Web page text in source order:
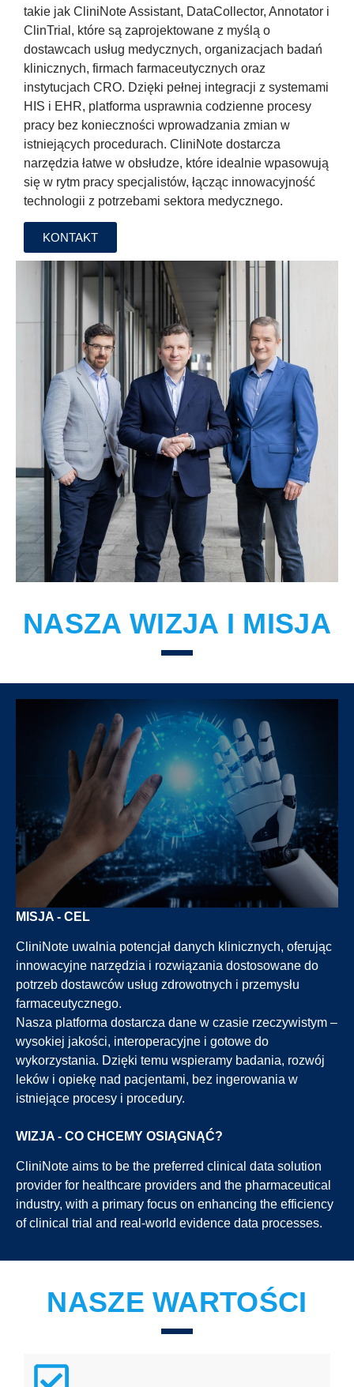
takie jak CliniNote Assistant, DataCollector, Annotator i
ClinTrial, które są zaprojektowane z myślą o
dostawcach usług medycznych, organizacjach badań
klinicznych, firmach farmaceutycznych oraz
instytucjach CRO. Dzięki pełnej integracji z systemami
HIS i EHR, platforma usprawnia codzienne procesy
pracy bez konieczności wprowadzania zmian w
istniejących procedurach. CliniNote dostarcza
narzędzia łatwe w obsłudze, które idealnie wpasowują
się w rytm pracy specjalistów, łącząc innowacyjność
technologii z potrzebami sektora medycznego.
KONTAKT
NASZA WIZJA I MISJA
MISJA - CEL
CliniNote uwalnia potencjał danych klinicznych, oferując
innowacyjne narzędzia i rozwiązania dostosowane do
potrzeb dostawców usług zdrowotnych i przemysłu
farmaceutycznego.
Nasza platforma dostarcza dane w czasie rzeczywistym –
wysokiej jakości, interoperacyjne i gotowe do
wykorzystania. Dzięki temu wspieramy badania, rozwój
leków i opiekę nad pacjentami, bez ingerowania w
istniejące procesy i procedury.
WIZJA - CO CHCEMY OSIĄGNĄĆ?
CliniNote aims to be the preferred clinical data solution
provider for healthcare providers and the pharmaceutical
industry, with a primary focus on enhancing the efficiency
of clinical trial and real-world evidence data processes.
NASZE WARTOŚCI